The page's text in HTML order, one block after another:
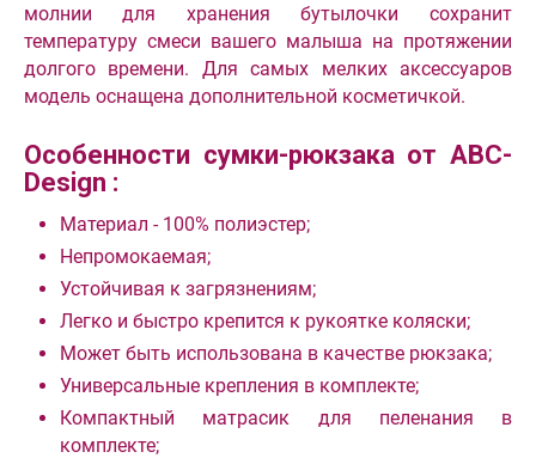
молнии для хранения бутылочки сохранит
температуру смеси вашего малыша на протяжении
долгого времени. Для самых мелких аксессуаров
модель оснащена дополнительной косметичкой.
Особенности сумки-рюкзака от ABC-
Design :
Материал - 100% полиэстер;
Непромокаемая;
Устойчивая к загрязнениям;
Легко и быстро крепится к рукоятке коляски;
Может быть использована в качестве рюкзака;
Универсальные крепления в комплекте;
Компактный матрасик для пеленания в
комплекте;